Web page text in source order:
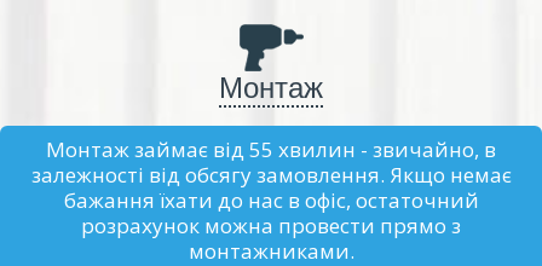
Монтаж
Монтаж займає від 55 хвилин - звичайно, в
залежності від обсягу замовлення. Якщо немає
бажання їхати до нас в офіс, остаточний
розрахунок можна провести прямо з
монтажниками.